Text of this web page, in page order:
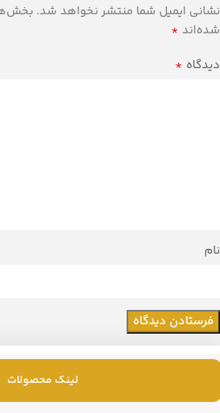
نشانی ایمیل شما منتشر نخواهد شد.
شده‌اند *
دیدگاه *
نام
لینک محصولات